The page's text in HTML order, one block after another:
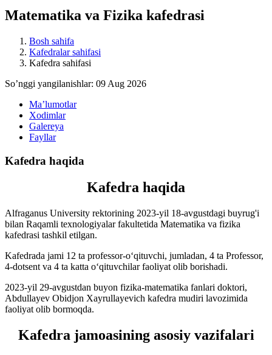
Matematika va Fizika kafedrasi
Bosh sahifa
Kafedralar sahifasi
Kafedra sahifasi
Soʼnggi yangilanishlar: 09 Aug 2026
Maʼlumotlar
Xodimlar
Galereya
Fayllar
Kafedra haqida
Kafedra haqida
Alfraganus University rektorining 2023-yil 18-avgustdagi buyrug'i
bilan Raqamli texnologiyalar fakultetida Matematika va fizika
kafedrasi tashkil etilgan.
Kafedrada jami 12 ta professor-o‘qituvchi, jumladan, 4 ta Professor,
4-dotsent va 4 ta katta o‘qituvchilar faoliyat olib borishadi.
2023-yil 29-avgustdan buyon fizika-matematika fanlari doktori,
Abdullayev Obidjon Xayrullayevich kafedra mudiri lavozimida
faoliyat olib bormoqda.
Kafedra jamoasining asosiy vazifalari